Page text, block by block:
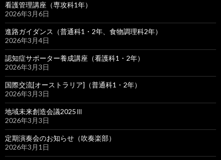
看護管理講座（専攻科1年）
2026年3月6日
進路ガイダンス（普通科1・2年、食物調理科2年）
2026年3月4日
認知症サポーター養成講座（看護科1・2年）
2026年3月3日
国際交流[オーストラリア]（普通科1・2年）
2026年3月3日
地域未来創造会議2025Ⅲ
2026年3月3日
定期演奏会のお知らせ（吹奏楽部）
2026年3月1日